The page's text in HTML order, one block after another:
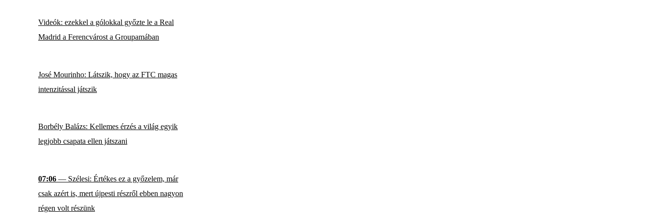
Videók: ezekkel a gólokkal győzte le a Real
Madrid a Ferencvárost a Groupamában
José Mourinho: Látszik, hogy az FTC magas
intenzitással játszik
Borbély Balázs: Kellemes érzés a világ egyik
legjobb csapata ellen játszani
07:06 — Szélesi: Értékes ez a győzelem, már
csak azért is, mert újpesti részről ebben nagyon
régen volt részünk